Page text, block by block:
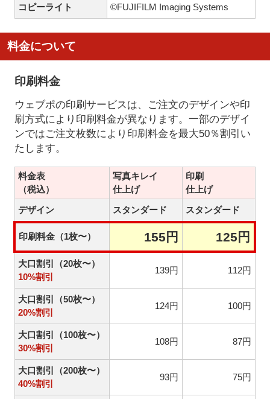
コピーライト ©FUJIFILM Imaging Systems
料金について
印刷料金
ウェブポの印刷サービスは、ご注文のデザインや印
刷方式により印刷料金が異なります。一部のデザイ
ンではご注文枚数により印刷料金を最大50％割引い
たします。
料金表
（税込）
写真キレイ
仕上げ
印刷
仕上げ
デザイン
スタンダード スタンダード
印刷料金（1枚〜） 155円 125円
大口割引（20枚〜）
10%割引
139円 112円
大口割引（50枚〜）
20%割引
124円 100円
大口割引（100枚〜）
30%割引
108円 87円
大口割引（200枚〜）
40%割引
93円 75円